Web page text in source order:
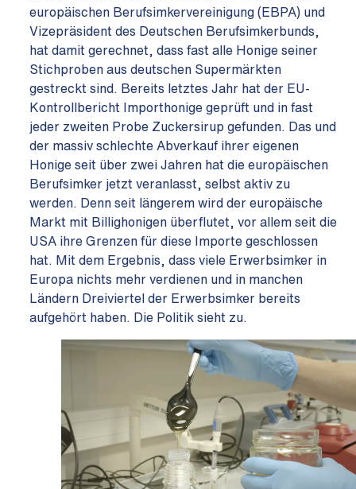
europäischen Berufsimkervereinigung (EBPA) und
Vizepräsident des Deutschen Berufsimkerbunds,
hat damit gerechnet, dass fast alle Honige seiner
Stichproben aus deutschen Supermärkten
gestreckt sind. Bereits letztes Jahr hat der EU-
Kontrollbericht Importhonige geprüft und in fast
jeder zweiten Probe Zuckersirup gefunden. Das und
der massiv schlechte Abverkauf ihrer eigenen
Honige seit über zwei Jahren hat die europäischen
Berufsimker jetzt veranlasst, selbst aktiv zu
werden. Denn seit längerem wird der europäische
Markt mit Billighonigen überflutet, vor allem seit die
USA ihre Grenzen für diese Importe geschlossen
hat. Mit dem Ergebnis, dass viele Erwerbsimker in
Europa nichts mehr verdienen und in manchen
Ländern Dreiviertel der Erwerbsimker bereits
aufgehört haben. Die Politik sieht zu.